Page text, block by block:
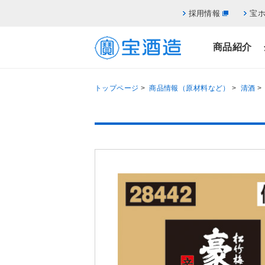
商品紹介
採用情報 宝
トップページ >商品情報（原材料など） > 清酒